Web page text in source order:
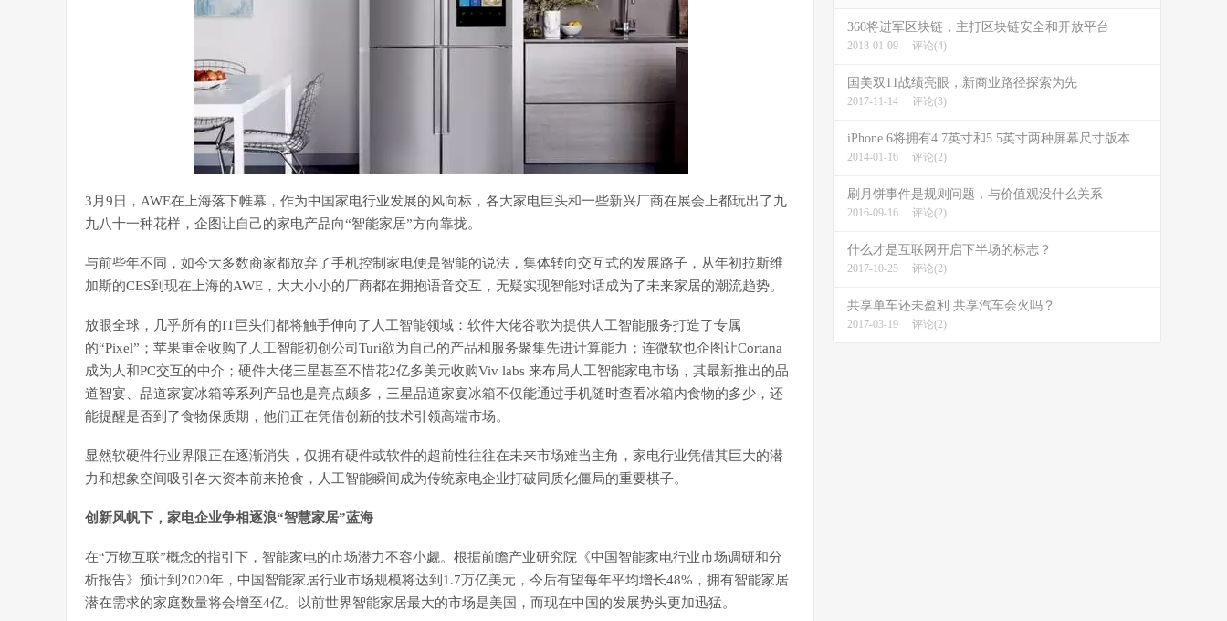
3月9日，AWE在上海落下帷幕，作为中国家电行业发展的风向标，各大家电巨头和一些新兴厂商在展会上都玩出了九
九八十一种花样，企图让自己的家电产品向“智能家居”方向靠拢。
与前些年不同，如今大多数商家都放弃了手机控制家电便是智能的说法，集体转向交互式的发展路子，从年初拉斯维
加斯的CES到现在上海的AWE，大大小小的厂商都在拥抱语音交互，无疑实现智能对话成为了未来家居的潮流趋势。
放眼全球，几乎所有的IT巨头们都将触手伸向了人工智能领域：软件大佬谷歌为提供人工智能服务打造了专属
的“Pixel”；苹果重金收购了人工智能初创公司Turi欲为自己的产品和服务聚集先进计算能力；连微软也企图让Cortana
成为人和PC交互的中介；硬件大佬三星甚至不惜花2亿多美元收购Viv labs 来布局人工智能家电市场，其最新推出的品
道智宴、品道家宴冰箱等系列产品也是亮点颇多，三星品道家宴冰箱不仅能通过手机随时查看冰箱内食物的多少，还
能提醒是否到了食物保质期，他们正在凭借创新的技术引领高端市场。
显然软硬件行业界限正在逐渐消失，仅拥有硬件或软件的超前性往往在未来市场难当主角，家电行业凭借其巨大的潜
力和想象空间吸引各大资本前来抢食，人工智能瞬间成为传统家电企业打破同质化僵局的重要棋子。
创新风帆下，家电企业争相逐浪“智慧家居”蓝海
在“万物互联”概念的指引下，智能家电的市场潜力不容小觑。根据前瞻产业研究院《中国智能家电行业市场调研和分
析报告》预计到2020年，中国智能家居行业市场规模将达到1.7万亿美元，今后有望每年平均增长48%，拥有智能家居
潜在需求的家庭数量将会增至4亿。以前世界智能家居最大的市场是美国，而现在中国的发展势头更加迅猛。
360将进军区块链，主打区块链安全和开放平台
2018-01-09 评论(4)
国美双11战绩亮眼，新商业路径探索为先
2017-11-14 评论(3)
iPhone 6将拥有4.7英寸和5.5英寸两种屏幕尺寸版本
2014-01-16 评论(2)
刷月饼事件是规则问题，与价值观没什么关系
2016-09-16 评论(2)
什么才是互联网开启下半场的标志？
2017-10-25 评论(2)
共享单车还未盈利 共享汽车会火吗？
2017-03-19 评论(2)